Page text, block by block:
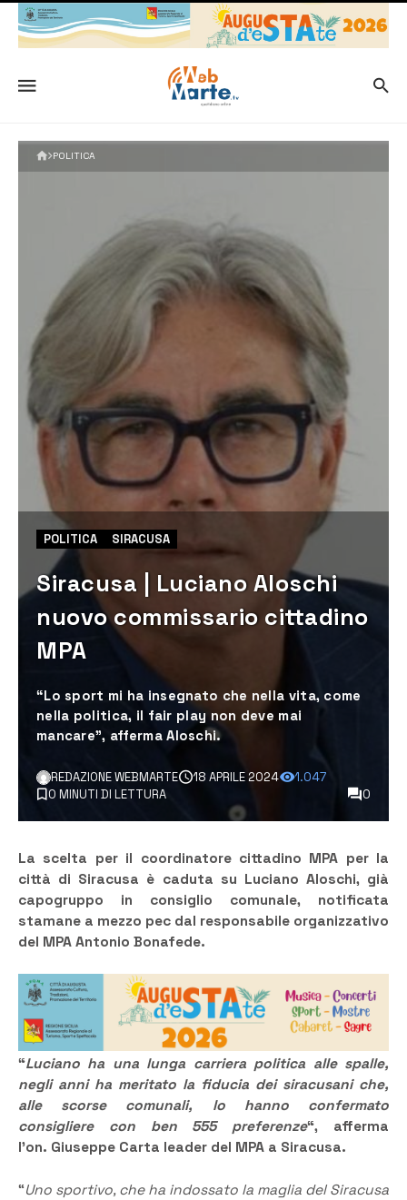
POLITICA
POLITICA SIRACUSA
Siracusa | Luciano Aloschi
nuovo commissario cittadino
MPA
“Lo sport mi ha insegnato che nella vita, come
nella politica, il fair play non deve mai
mancare”, afferma Aloschi.
REDAZIONE WEBMARTE 18 APRILE 2024
1.047
0 MINUTI DI LETTURA
0
La scelta per il coordinatore cittadino MPA per la
città di Siracusa è caduta su Luciano Aloschi, già
capogruppo in consiglio comunale, notificata
stamane a mezzo pec dal responsabile organizzativo
del MPA Antonio Bonafede.
“Luciano ha una lunga carriera politica alle spalle,
negli anni ha meritato la fiducia dei siracusani che,
alle scorse comunali, lo hanno confermato
consigliere con ben 555 preferenze“,
afferma
l’on. Giuseppe Carta leader del MPA a Siracusa.
“Uno sportivo, che ha indossato la maglia del Siracusa